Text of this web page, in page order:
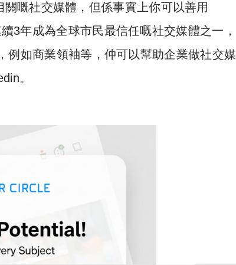
p
y
Li
s
A
嘅社交媒體，但係事實上你可以善用
3年成為全球市民最信任嘅社交媒體之一，
例如商業領袖等，仲可以幫助企業做社交媒
。